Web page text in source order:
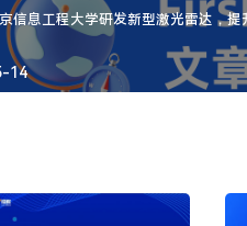
信息工程大学研发新型激光雷达，
14